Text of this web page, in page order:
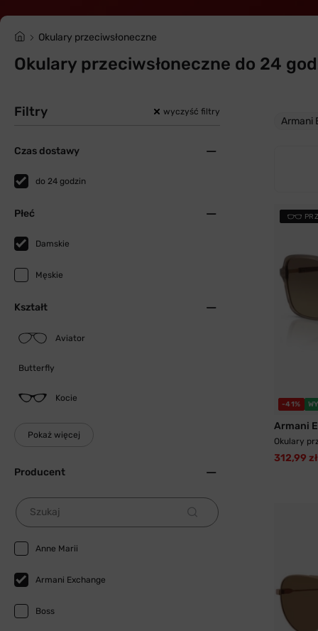
Okulary przeciwsłoneczne
Okulary przeciwsłoneczne do 24
Filtry wyczyść filtry
Czas dostawy
do 24 godzin
Płeć
Damskie
Męskie
Kształt
Aviator
Butterfly
Kocie
Pokaż więcej
Producent
Szukaj
Anne Marii
Armani Exchange
Boss
Armani
-41%
Armani
Okulary
312,99 zł